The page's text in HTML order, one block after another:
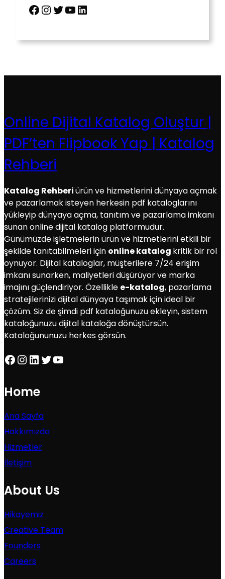
Facebook InstagramTwitter YouTube LinkedIn
Online Dijital Katalog Oluştur |
PDF’ten Flipbook Yap | Katalog
Rehberi
Katalog Rehberiürün ve hizmetlerini dünyaya açmak
ve pazarlamak isteyen herkesin pdf kataloglarını
yükleyip dünyaya açma, tanıtım ve pazarlama imkanı
sunan online dijital katalog platformudur.
Günümüzde işletmelerin ürün ve hizmetlerini etkili bir
şekilde tanıtabilmeleri için online katalog kritik bir rol
oynuyor. Dijital kataloglar, müşterilere 7/24 erişim
imkanı sunarken, maliyetleri düşürüyor ve marka
imajını güçlendiriyor. Özellikle e-katalog, pazarlama
stratejilerinizi dijital dünyaya taşımak için ideal bir
çözüm. Siz de şimdi pdf kataloğunuzu ekleyin, sistem
kataloğunuzu dijital kataloğa dönüştürsün.
Kataloğununuzu herkes görsün.
Facebook InstagramLinkedIn Twitter YouTube
Home
Ana Sayfa
Hakkımızda
Hizmetler
İletişim
About Us
Hikayemiz
Creative Team
Founders
Careers